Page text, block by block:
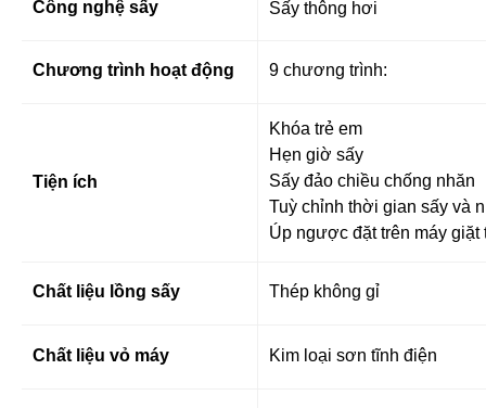
Công nghệ sấy Sấy thông hơi
Chương trình hoạt động 9 chương trình:
Tiện ích
Khóa trẻ em
Hẹn giờ sấy
Sấy đảo chiều chống nhăn
Tuỳ chỉnh thời gian sấy và
Úp ngược đặt trên máy giặt
Chất liệu lồng sấy Thép không gỉ
Chất liệu vỏ máy Kim loại sơn tĩnh điện